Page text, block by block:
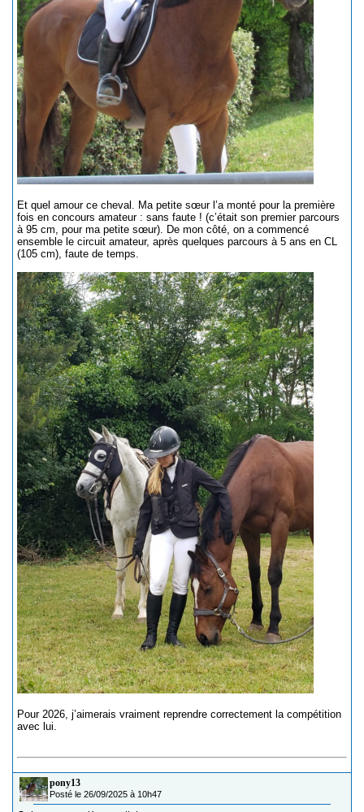
Et quel amour ce cheval. Ma petite sœur l’a monté pour la première
fois en concours amateur : sans faute ! (c’était son premier parcours
à 95 cm, pour ma petite sœur). De mon côté, on a commencé
ensemble le circuit amateur, après quelques parcours à 5 ans en CL
(105 cm), faute de temps.
Pour 2026, j’aimerais vraiment reprendre correctement la compétition
avec lui.
pony13
Posté le 26/09/2025 à 10h47